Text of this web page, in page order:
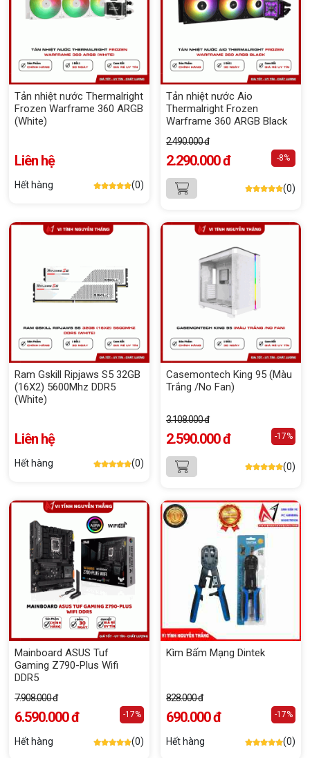
Tản nhiệt nước Thermalright
Frozen Warframe 360 ARGB
(White)
Liên hệ
Hết hàng (0)
Tản nhiệt nước Aio
Thermalright Frozen
Warframe 360 ARGB Black
2.490.000 đ
2.290.000 đ -8%
(0)
Ram Gskill Ripjaws S5 32GB
(16X2) 5600Mhz DDR5
(White)
Liên hệ
Hết hàng (0)
Casemontech King 95 (Màu
Trắng /No Fan)
3.108.000 đ
2.590.000 đ -17%
(0)
Mainboard ASUS Tuf
Gaming Z790-Plus Wifi
DDR5
7.908.000 đ
6.590.000 đ -17%
Hết hàng (0)
Kìm Bấm Mạng Dintek
828.000 đ
690.000 đ -17%
Hết hàng (0)